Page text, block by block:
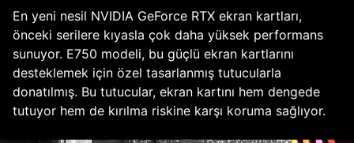
En yeni nesil NVIDIA GeForce RTX ekran kartları,
önceki serilere kıyasla çok daha yüksek performans
sunuyor. E750 modeli, bu güçlü ekran kartlarını
desteklemek için özel tasarlanmış tutucularla
donatılmış. Bu tutucular, ekran kartını hem dengede
tutuyor hem de kırılma riskine karşı koruma sağlıyor.